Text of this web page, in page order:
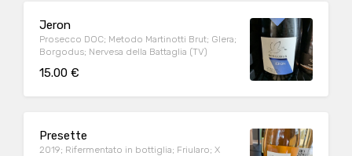
Jeron
Prosecco DOC; Metodo Martinotti Brut; Glera;
Borgodus; Nervesa della Battaglia (TV)
15.00 €
Presette
2019; Rifermentato in bottiglia; Friularo; X